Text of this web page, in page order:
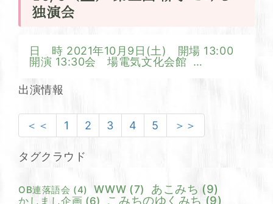
独演会
日 時 2021年10月9日(土) 開場 13:00
開演 13:30会 場電気文化会館 …
出演情報
＜＜ 1 2 3 4 5 ＞＞
タグクラウド
OB連落語会 (4) WWW (7) あこみち (9)
かしまし企画 (6) こみちのゆくみち (9)